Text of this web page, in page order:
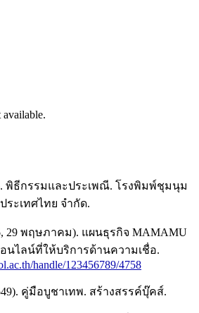
พิธีกรรมและประเพณี. โรงพิมพ์ชุมนุม
ะเทศไทย จำกัด.
29 พฤษภาคม). แผนธุรกิจ MAMAMU
ไลน์ที่ให้บริการด้านความเชื่อ.
handle/123456789/4758
คู่มือบูชาเทพ. สร้างสรรค์บุ๊คส์.